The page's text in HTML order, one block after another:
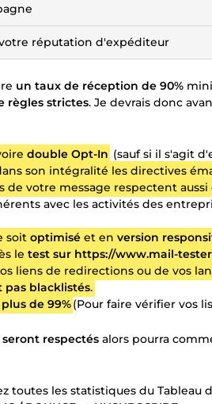
réputation d'expéditeur
un taux de réception de 90%
règles strictes. Je devrais donc
double Opt-In (sauf si il s'agit
son intégralité les directives
de votre message respectent
avec les activités des
soit optimiséet en version
le test sur https://www.mail-
liens de redirections ou de vos
pas blacklistés.
plus de 99%(Pour faire vérifier vos
respectés alors pourra
toutes les statistiques du